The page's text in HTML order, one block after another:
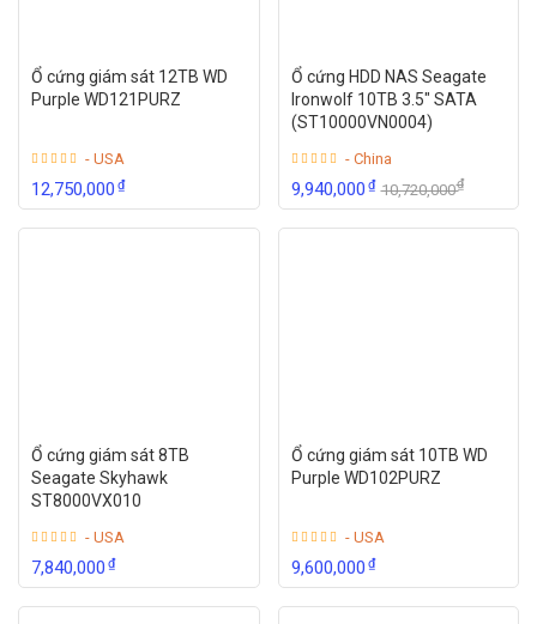
Ổ cứng giám sát 12TB WD
Purple WD121PURZ
- USA
12,750,000₫
Ổ cứng HDD NAS Seagate
Ironwolf 10TB 3.5″ SATA
(ST10000VN0004)
- China
9,940,000₫ 10,720,000₫
Ổ cứng giám sát 8TB
Seagate Skyhawk
ST8000VX010
- USA
7,840,000₫
Ổ cứng giám sát 10TB WD
Purple WD102PURZ
- USA
9,600,000₫